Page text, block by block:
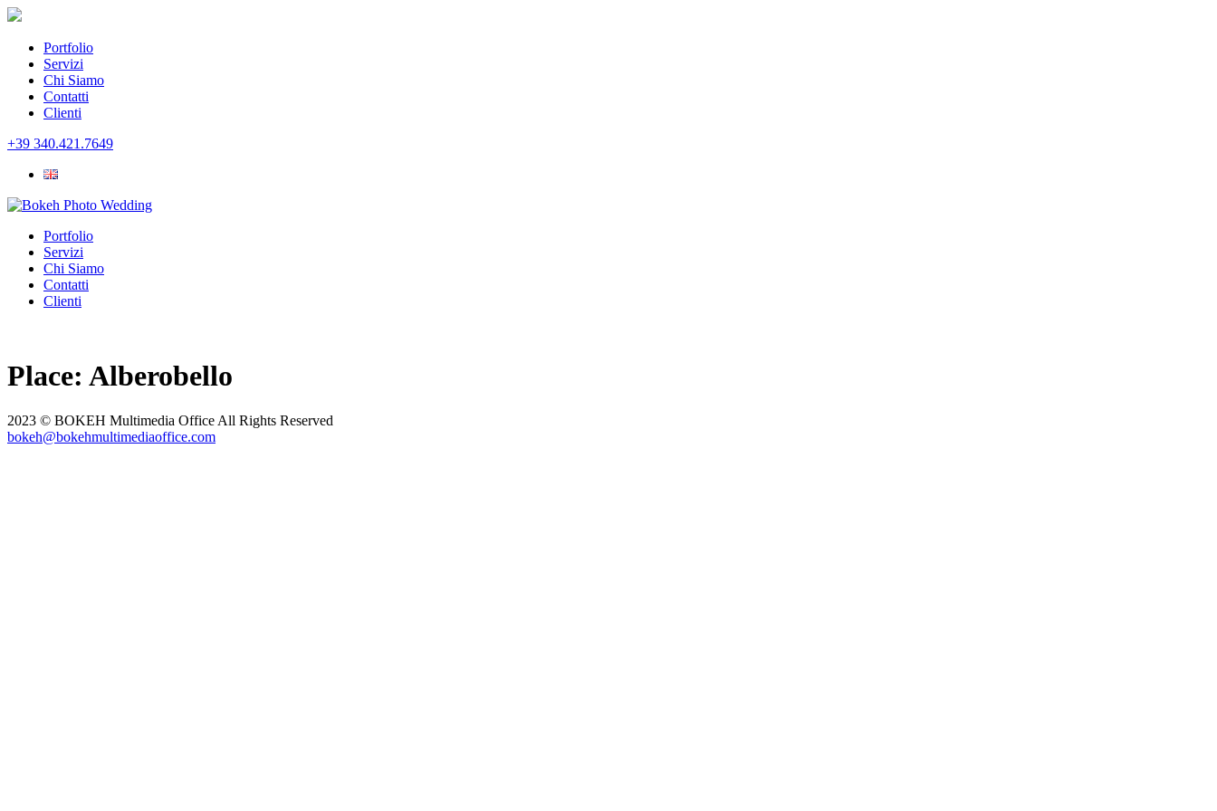
Portfolio
Servizi
Chi Siamo
Contatti
Clienti
+39 340.421.7649
Portfolio
Servizi
Chi Siamo
Contatti
Clienti
Place: Alberobello
2023 © BOKEH Multimedia Office All Rights Reserved
bokeh@bokehmultimediaoffice.com